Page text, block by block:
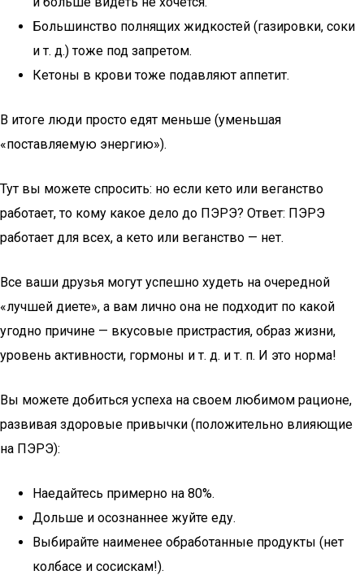
Большинство полнящих жидкостей (газировки, соки
и т. д.) тоже под запретом.
Кетоны в крови тоже подавляют аппетит.
В итоге люди просто едят меньше (уменьшая
«поставляемую энергию»).
Тут вы можете спросить: но если кето или веганство
работает, то кому какое дело до ПЭРЭ? Ответ: ПЭРЭ
работает для всех, а кето или веганство — нет.
Все ваши друзья могут успешно худеть на очередной
«лучшей диете», а вам лично она не подходит по какой
угодно причине — вкусовые пристрастия, образ жизни,
уровень активности, гормоны и т. д. и т. п. И это норма!
Вы можете добиться успеха на своем любимом рационе,
развивая здоровые привычки (положительно влияющие
на ПЭРЭ):
Наедайтесь примерно на 80%.
Дольше и осознаннее жуйте еду.
Выбирайте наименее обработанные продукты (нет
колбасе и сосискам!).